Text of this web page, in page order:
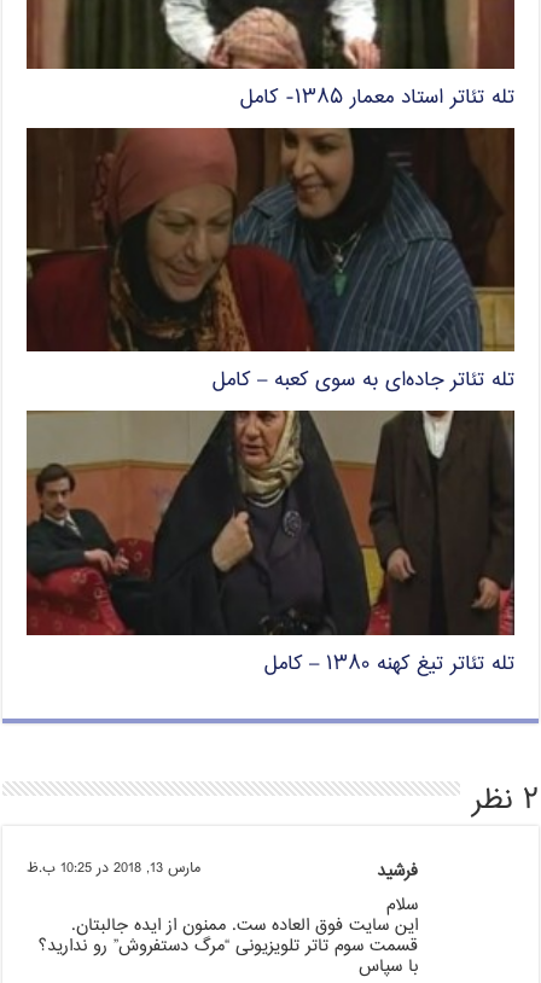
تله تئاتر استاد معمار ۱۳۸۵- کامل
تله تئاتر جاده‌ای به سوی کعبه – کامل
تله تئاتر تیغ کهنه ۱۳۸۰ – کامل
۲ نظر
فرشید مارس 13, 2018 در 10:25 ب.ظ
سلام
این سایت فوق العاده ست. ممنون از ایده جالبتان.
قسمت سوم تاتر تلویزیونی “مرگ دستفروش” رو ندارید؟
با سپاس